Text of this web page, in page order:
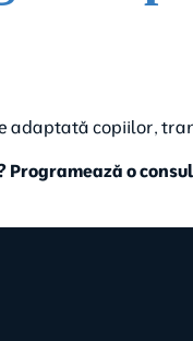
adaptată copiilor,
o